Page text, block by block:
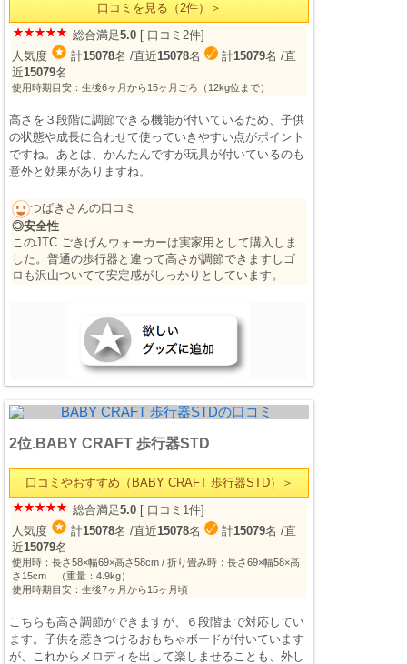
口コミを見る（2件）＞
総合満足5.0 [ 口コミ2件]
人気度
計15078名 /直近15078名 計15079名 /直
近15079名
使用時期目安：生後6ヶ月から15ヶ月ごろ（12kg位まで）
高さを３段階に調節できる機能が付いているため、子供
の状態や成長に合わせて使っていきやすい点がポイント
ですね。あとは、かんたんですが玩具が付いているのも
意外と効果がありますね。
つばきさんの口コミ
◎安全性
このJTC ごきげんウォーカーは実家用として購入しま
した。普通の歩行器と違って高さが調節できますしゴ
ロも沢山ついてて安定感がしっかりとしています。
2位.BABY CRAFT 歩行器STD
口コミやおすすめ（BABY CRAFT 歩行器STD）＞
総合満足5.0 [ 口コミ1件]
人気度
計15078名 /直近15078名 計15079名 /直
近15079名
使用時：長さ58×幅69×高さ58cm / 折り畳み時：長さ69×幅58×高
さ15cm （重量：4.9kg）
使用時期目安：生後7ヶ月から15ヶ月頃
こちらも高さ調節ができますが、６段階まで対応してい
ます。子供を惹きつけるおもちゃボードが付いています
が、これからメロディを出して楽しませることも、外し